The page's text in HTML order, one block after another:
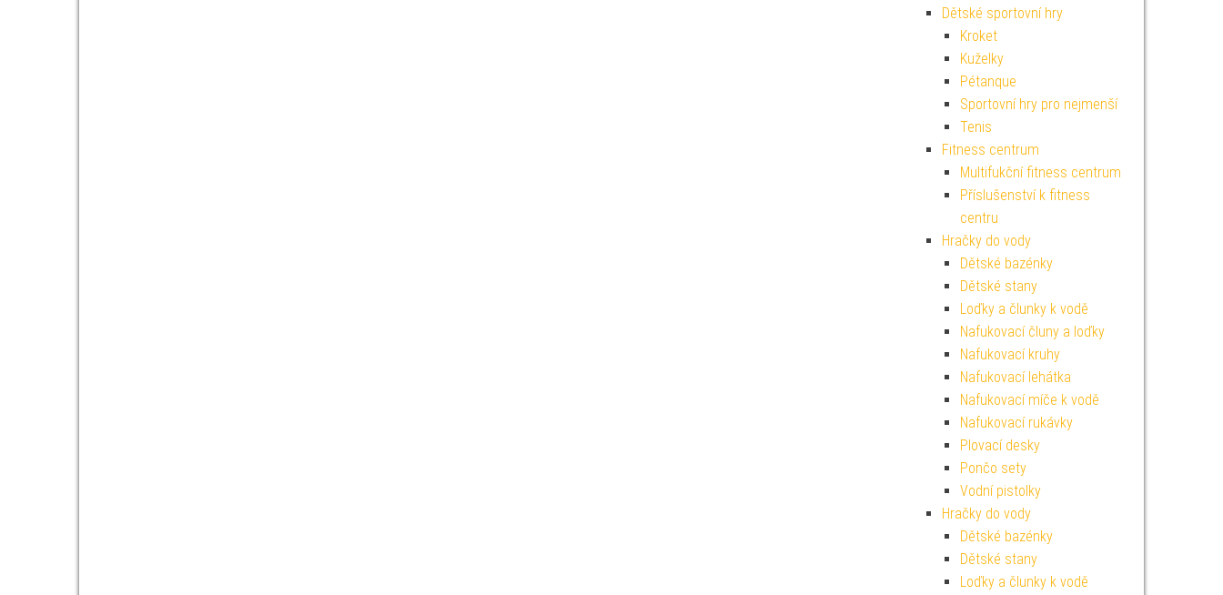
Dětské sportovní hry
Kroket
Kuželky
Pétanque
Sportovní hry pro nejmenší
Tenis
Fitness centrum
Multifukční fitness centrum
Příslušenství k fitness
centru
Hračky do vody
Dětské bazénky
Dětské stany
Loďky a člunky k vodě
Nafukovací čluny a loďky
Nafukovací kruhy
Nafukovací lehátka
Nafukovací míče k vodě
Nafukovací rukávky
Plovací desky
Pončo sety
Vodní pistolky
Hračky do vody
Dětské bazénky
Dětské stany
Loďky a člunky k vodě